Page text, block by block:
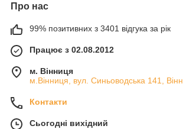
Про нас
99% позитивних з 3401 відгука за рік
Працює з 02.08.2012
м. Вінниця
м.Вінниця, вул. Синьоводська 141,
Контакти
Сьогодні вихідний